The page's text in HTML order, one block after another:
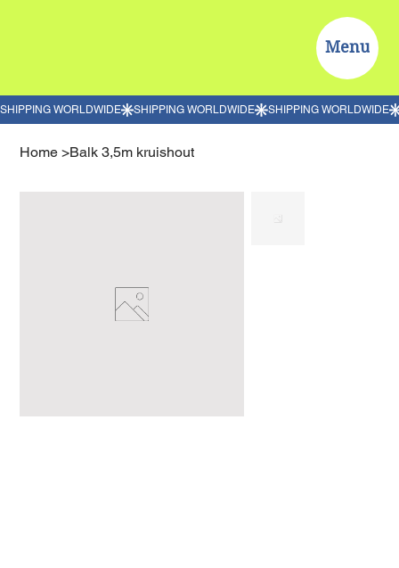
Menu
Home >Balk 3,5m kruishout